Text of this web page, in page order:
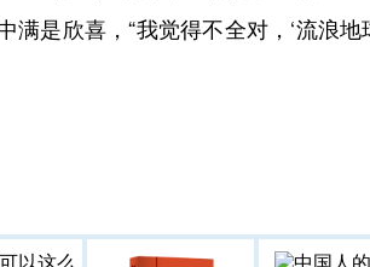
满是欣喜，“我觉得不全对，‘流浪